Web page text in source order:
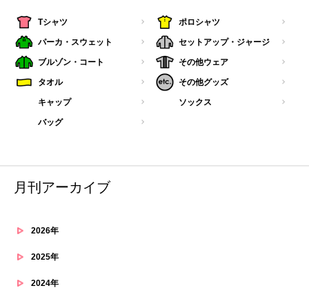
Tシャツ ポロシャツ
パーカ・スウェット セットアップ・ジャージ
ブルゾン・コート その他ウェア
タオル その他グッズ
キャップ ソックス
バッグ
月刊アーカイブ
2026年
2025年
2024年